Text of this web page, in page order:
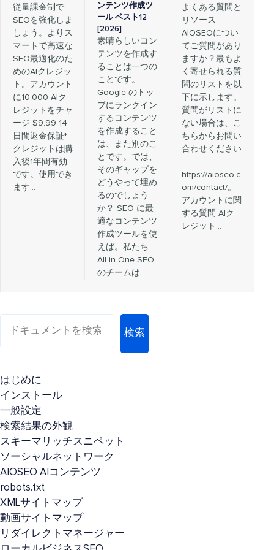
従量課金制で
SEOを強化しま
しょう。よりス
マートで高速な
SEO最適化のた
めのAIクレジッ
ト。アカウント
に10,000 AIク
レジットをチャ
ージ $9.99 14
日間返金保証*
クレジットは購
入後1年間有効
です。使用でき
ます…
ンテンツ作成ツ
ール ベスト12
[2026]
素晴らしいコン
テンツを作成す
ることは一つの
ことです。
Google のトッ
プにランクイン
するコンテンツ
を作成すること
は、また別のこ
とです。では、
そのギャップを
どうやって埋め
るのでしょう
か？ SEO に最
適なコンテンツ
作成ツールを使
えば。私たち
All in One SEO
のチームは…
よくある質問と
リソース
AIOSEOについ
てご質問があり
ますか？最もよ
く寄せられる質
問のリストを以
下に示します。
質問がリストに
ない場合は、こ
ちらからお問い
合わせください
–
https://aioseo.c
om/contact/。
アカウントに関
する質問 AIク
レジット…
検索
はじめに
インストール
一般設定
検索結果の外観
スキーマリッチスニペット
ソーシャルネットワーク
AIOSEO AIコンテンツ
robots.txt
XMLサイトマップ
動画サイトマップ
リダイレクトマネージャー